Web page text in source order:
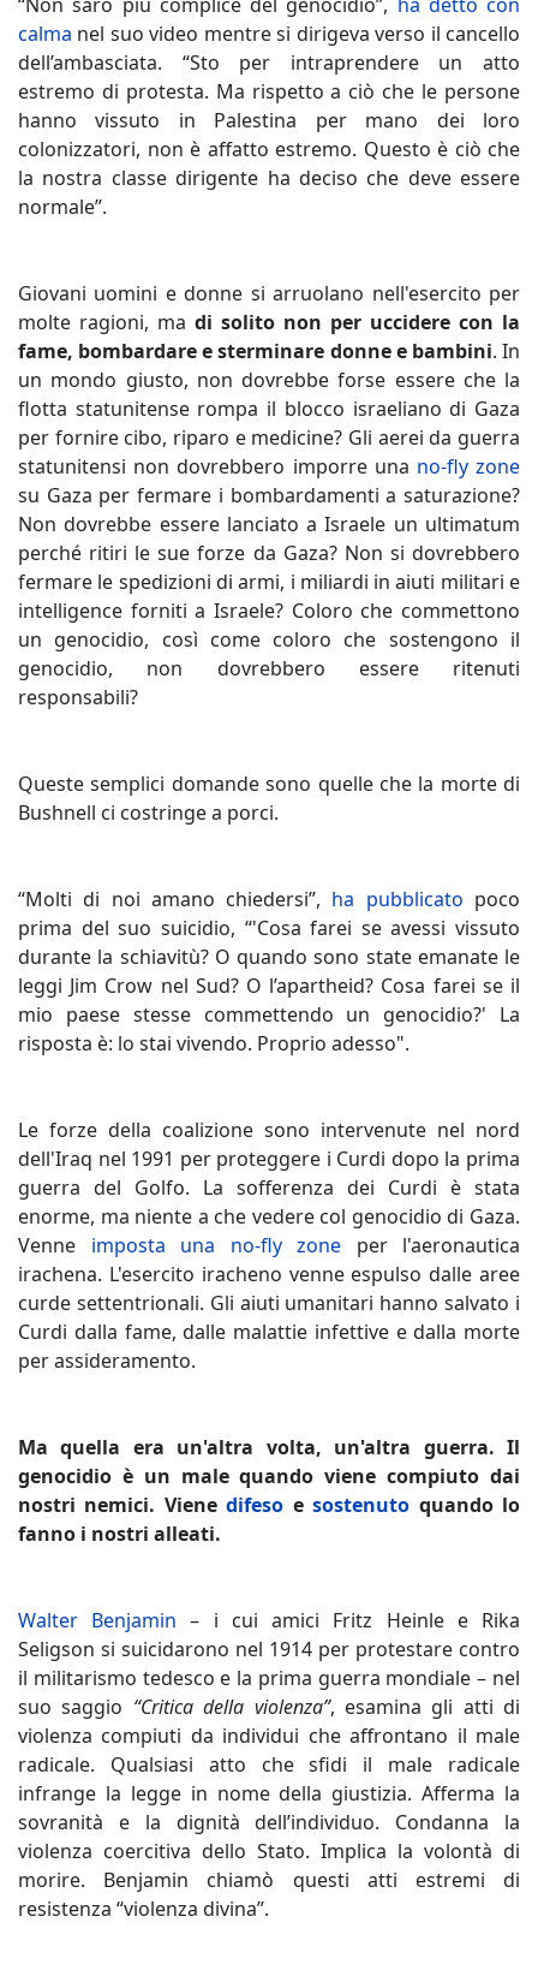
calma nel suo video mentre si dirigeva verso il cancello
dell’ambasciata. “Sto per intraprendere un atto
estremo di protesta. Ma rispetto a ciò che le persone
hanno vissuto in Palestina per mano dei loro
colonizzatori, non è affatto estremo. Questo è ciò che
la nostra classe dirigente ha deciso che deve essere
normale”.
Giovani uomini e donne si arruolano nell'esercito per
molte ragioni, ma di solito non per uccidere con la
fame, bombardare e sterminare donne e bambini. In
un mondo giusto, non dovrebbe forse essere che la
flotta statunitense rompa il blocco israeliano di Gaza
per fornire cibo, riparo e medicine? Gli aerei da guerra
statunitensi non dovrebbero imporre una no-fly zone
su Gaza per fermare i bombardamenti a saturazione?
Non dovrebbe essere lanciato a Israele un ultimatum
perché ritiri le sue forze da Gaza? Non si dovrebbero
fermare le spedizioni di armi, i miliardi in aiuti militari e
intelligence forniti a Israele? Coloro che commettono
un genocidio, così come coloro che sostengono il
genocidio, non dovrebbero essere ritenuti
responsabili?
Queste semplici domande sono quelle che la morte di
Bushnell ci costringe a porci.
“Molti di noi amano chiedersi”, ha pubblicato poco
prima del suo suicidio, “'Cosa farei se avessi vissuto
durante la schiavitù? O quando sono state emanate le
leggi Jim Crow nel Sud? O l’apartheid? Cosa farei se il
mio paese stesse commettendo un genocidio?' La
risposta è: lo stai vivendo. Proprio adesso".
Le forze della coalizione sono intervenute nel nord
dell'Iraq nel 1991 per proteggere i Curdi dopo la prima
guerra del Golfo. La sofferenza dei Curdi è stata
enorme, ma niente a che vedere col genocidio di Gaza.
Venne imposta una no-fly zone per l'aeronautica
irachena. L'esercito iracheno venne espulso dalle aree
curde settentrionali. Gli aiuti umanitari hanno salvato i
Curdi dalla fame, dalle malattie infettive e dalla morte
per assideramento.
Ma quella era un'altra volta, un'altra guerra. Il
genocidio è un male quando viene compiuto dai
nostri nemici. Vienedifeso esostenuto quando lo
fanno i nostri alleati.
Walter Benjamin – i cui amici Fritz Heinle e Rika
Seligson si suicidarono nel 1914 per protestare contro
il militarismo tedesco e la prima guerra mondiale – nel
suo saggio “Critica della violenza”, esamina gli atti di
violenza compiuti da individui che affrontano il male
radicale. Qualsiasi atto che sfidi il male radicale
infrange la legge in nome della giustizia. Afferma la
sovranità e la dignità dell’individuo. Condanna la
violenza coercitiva dello Stato. Implica la volontà di
morire. Benjamin chiamò questi atti estremi di
resistenza “violenza divina”.